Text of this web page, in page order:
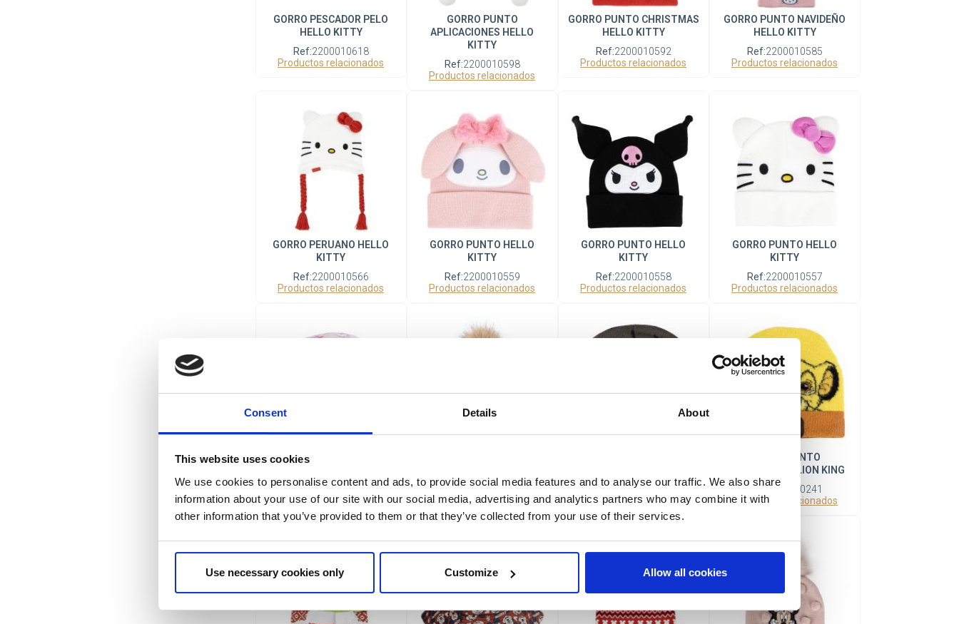
Consent Details About
This website uses cookies
We use cookies to personalise content and ads, to provide social media features and to analyse our traffic. We also share
information about your use of our site with our social media, advertising and analytics partners who may combine it with
other information that you’ve provided to them or that they’ve collected from your use of their services.
Use necessary cookies only Customize Allow all cookies
GORRO PESCADOR PELO
HELLO KITTY
Ref:2200010618
Productos relacionados
GORRO PUNTO
APLICACIONES HELLO
KITTY
Ref:2200010598
Productos relacionados
GORRO PUNTO CHRISTMAS
HELLO KITTY
Ref:2200010592
Productos relacionados
GORRO PUNTO NAVIDEÑO
HELLO KITTY
Ref:2200010585
Productos relacionados
GORRO PERUANO HELLO
KITTY
Ref:2200010566
Productos relacionados
GORRO PUNTO HELLO
KITTY
Ref:2200010559
Productos relacionados
GORRO PUNTO HELLO
KITTY
Ref:2200010558
Productos relacionados
GORRO PUNTO HELLO
KITTY
Ref:2200010557
Productos relacionados
GORRO PESCADOR HELLO
Ref:2200010422
Productos relacionados
Ref:2200009659
Productos relacionados
Ref:2200009984
Productos relacionados
GORRO PUNTO
APLICACIONES LION KING
Ref:2200010241
Productos relacionados